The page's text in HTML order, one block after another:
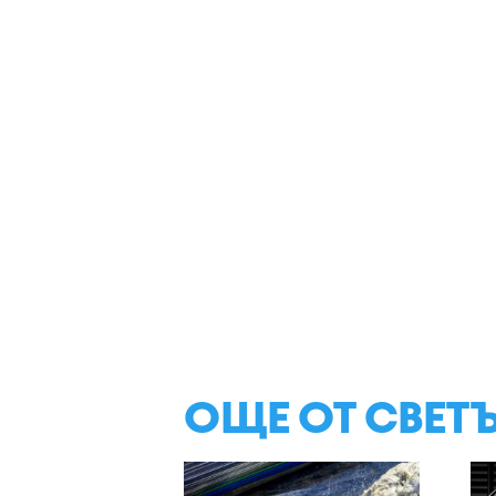
ОЩЕ ОТ